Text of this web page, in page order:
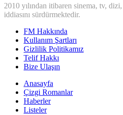
2010 yılından itibaren sinema, tv,
iddiasını sürdürmektedir.
FM Hakkında
Kullanım Şartları
Gizlilik Politikamız
Telif Hakkı
Bize Ulaşın
Anasayfa
Çizgi Romanlar
Haberler
Listeler